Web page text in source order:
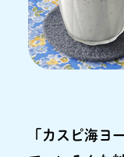
「カスピ海ヨ